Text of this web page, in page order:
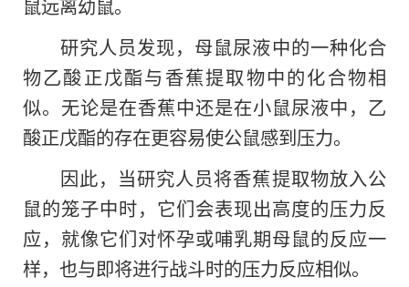
鼠远离幼鼠。
研究人员发现，母鼠尿液中的一种化合
物乙酸正戊酯与香蕉提取物中的化合物相
似。无论是在香蕉中还是在小鼠尿液中，乙
酸正戊酯的存在更容易使公鼠感到压力。
因此，当研究人员将香蕉提取物放入公
鼠的笼子中时，它们会表现出高度的压力反
应，就像它们对怀孕或哺乳期母鼠的反应一
样，也与即将进行战斗时的压力反应相似。